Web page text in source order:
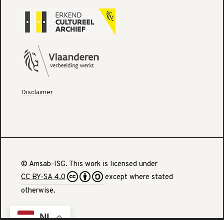
Disclaimer
© Amsab-ISG. This work is licensed under
CC BY-SA 4.0
except where stated
otherwise.
NL